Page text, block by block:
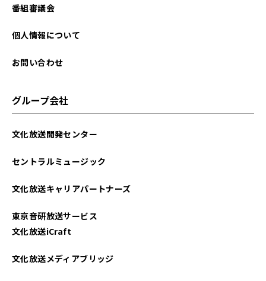
番組審議会
個人情報について
お問い合わせ
グループ会社
文化放送開発センター
セントラルミュージック
文化放送キャリアパートナーズ
東京音研放送サービス
文化放送iCraft
文化放送メディアブリッジ